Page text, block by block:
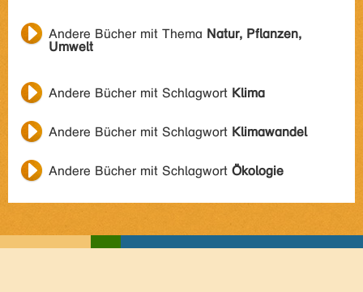
Andere Bücher mit Thema Natur, Pflanzen,
Umwelt
Andere Bücher mit Schlagwort Klima
Andere Bücher mit Schlagwort Klimawandel
Andere Bücher mit Schlagwort Ökologie